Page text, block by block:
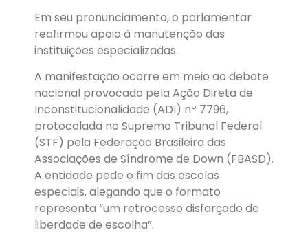
Em seu pronunciamento, o parlamentar
reafirmou apoio à manutenção das
instituições especializadas.
A manifestação ocorre em meio ao debate
nacional provocado pela Ação Direta de
Inconstitucionalidade (ADI) nº 7796,
protocolada no Supremo Tribunal Federal
(STF) pela Federação Brasileira das
Associações de Síndrome de Down (FBASD).
A entidade pede o fim das escolas
especiais, alegando que o formato
representa “um retrocesso disfarçado de
liberdade de escolha”.